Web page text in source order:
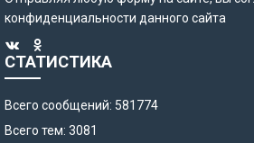
конфиденциальности данного сайта
СТАТИСТИКА
Всего сообщений: 581774
Всего тем: 3081